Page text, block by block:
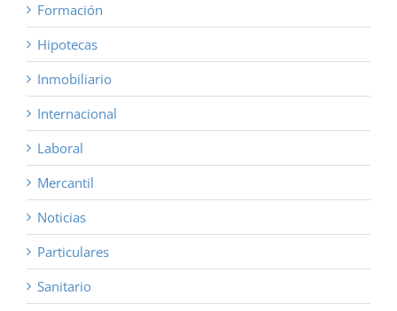
Formación
Hipotecas
Inmobiliario
Internacional
Laboral
Mercantil
Noticias
Particulares
Sanitario